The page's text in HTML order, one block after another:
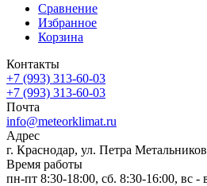
Сравнение
Избранное
Корзина
Контакты
+7 (993) 313-60-03
+7 (993) 313-60-03
Почта
info@meteorklimat.ru
Адрес
г. Краснодар, ул. Петра
Время работы
пн-пт 8:30-18:00, сб. 8:30-16:00, вс -